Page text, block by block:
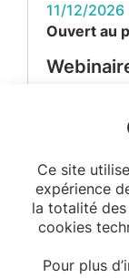
11/12/2026
Ouvert au
Projet
Ce site
expérience
la totalité
cookies
Pour plus